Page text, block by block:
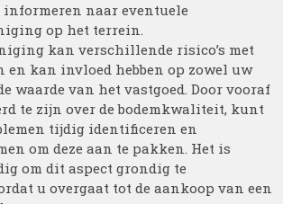
naar eventuele
op het terrein.
kan verschillende risico’s met
en kan invloed hebben op zowel uw
waarde van het vastgoed. Door vooraf
te zijn over de bodemkwaliteit, kunt
tijdig identificeren en
om deze aan te pakken. Het is
om dit aspect grondig te
u overgaat tot de aankoop van een